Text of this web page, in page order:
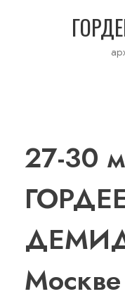
27-30
Москве